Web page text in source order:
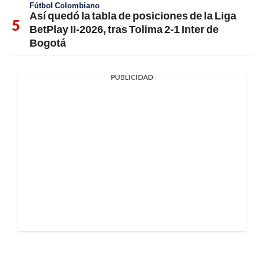
Fútbol Colombiano
Así quedó la tabla de posiciones de la Liga
BetPlay II-2026, tras Tolima 2-1 Inter de
Bogotá
PUBLICIDAD